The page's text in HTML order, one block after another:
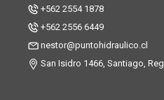
+562 2554 1878
+562 2556 6449
nestor@puntohidraulico.cl
San Isidro 1466, Santiago,